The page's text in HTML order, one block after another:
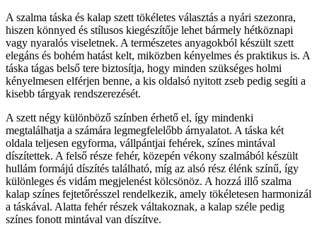
A szalma táska és kalap szett tökéletes választás a nyári szezonra,
hiszen könnyed és stílusos kiegészítője lehet bármely hétköznapi
vagy nyaralós viseletnek. A természetes anyagokból készült szett
elegáns és bohém hatást kelt, miközben kényelmes és praktikus is. A
táska tágas belső tere biztosítja, hogy minden szükséges holmi
kényelmesen elférjen benne, a kis oldalsó nyitott zseb pedig segíti a
kisebb tárgyak rendszerezését.
A szett négy különböző színben érhető el, így mindenki
megtalálhatja a számára legmegfelelőbb árnyalatot. A táska két
oldala teljesen egyforma, vállpántjai fehérek, színes mintával
díszítettek. A felső része fehér, közepén vékony szalmából készült
hullám formájú díszítés található, míg az alsó rész élénk színű, így
különleges és vidám megjelenést kölcsönöz. A hozzá illő szalma
kalap színes fejtetőrésszel rendelkezik, amely tökéletesen harmonizál
a táskával. Alatta fehér részek váltakoznak, a kalap széle pedig
színes fonott mintával van díszítve.